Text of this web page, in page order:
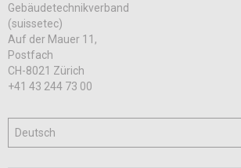
Gebäudetechnikverband
(suissetec)
Auf der Mauer 11,
Postfach
CH-8021 Zürich
+41 43 244 73 00